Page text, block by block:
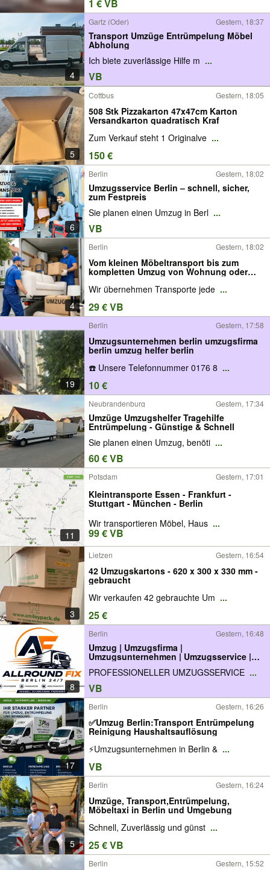
1 € VB
4
Gartz (Oder) Gestern, 18:37
Transport Umzüge Entrümpelung Möbel
Abholung
Ich biete zuverlässige Hilfe m ...
VB
5
Cottbus Gestern, 18:05
508 Stk Pizzakarton 47x47cm Karton
Versandkarton quadratisch Kraf
Zum Verkauf steht 1 Originalve ...
150 €
6
Berlin Gestern, 18:02
Umzugsservice Berlin – schnell, sicher,
zum Festpreis
Sie planen einen Umzug in Berl ...
VB
4
Berlin Gestern, 18:02
Vom kleinen Möbeltransport bis zum
kompletten Umzug von Wohnung oder
Haus
Wir übernehmen Transporte jede ...
29 € VB
19
Berlin Gestern, 17:58
Umzugsunternehmen berlin umzugsfirma
berlin umzug helfer berlin
☎️ Unsere Telefonnummer 0176 8 ...
10 €
Neubrandenburg Gestern, 17:34
Umzüge Umzugshelfer Tragehilfe
Entrümpelung - Günstige & Schnell
Sie planen einen Umzug, benöti ...
60 € VB
11
Potsdam Gestern, 17:01
Kleintransporte Essen - Frankfurt -
Stuttgart - München - Berlin
Wir transportieren Möbel, Haus ...
99 € VB
3
Lietzen Gestern, 16:54
42 Umzugskartons - 620 x 300 x 330 mm -
gebraucht
Wir verkaufen 42 gebrauchte Um ...
25 €
8
Berlin Gestern, 16:48
Umzug | Umzugsfirma |
Umzugsunternehmen | Umzugsservice |
Möbeltransport | Umzugshelfer |
Transporter mit Fahrer | Transportservice |
Möbeltaxi | Deutschlandweite Umzüge
PROFESSIONELLER UMZUGSSERVICE ...
VB
17
Berlin Gestern, 16:26
✅Umzug Berlin:Transport Entrümpelung
Reinigung Haushaltsauflösung
⚡Umzugsunternehmen in Berlin & ...
VB
5
Berlin Gestern, 16:24
Umzüge, Transport,Entrümpelung,
Möbeltaxi in Berlin und Umgebung
Schnell, Zuverlässig und günst ...
25 € VB
Berlin Gestern, 15:52